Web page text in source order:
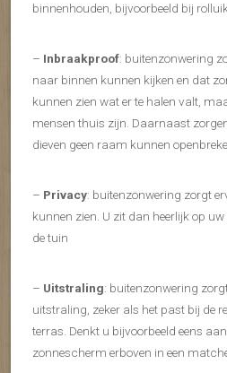
binnenhouden, bijvoorbeeld bij
– Inbraakproof: buitenzonwering
naar binnen kunnen kijken en dat
kunnen zien wat er te halen valt,
mensen thuis zijn. Daarnaast
dieven geen raam kunnen
– Privacy: buitenzonwering zorgt
kunnen zien. U zit dan heerlijk op
de tuin
– Uitstraling: buitenzonwering
uitstraling, zeker als het past bij de
terras. Denkt u bijvoorbeeld eens
zonnescherm erboven in een